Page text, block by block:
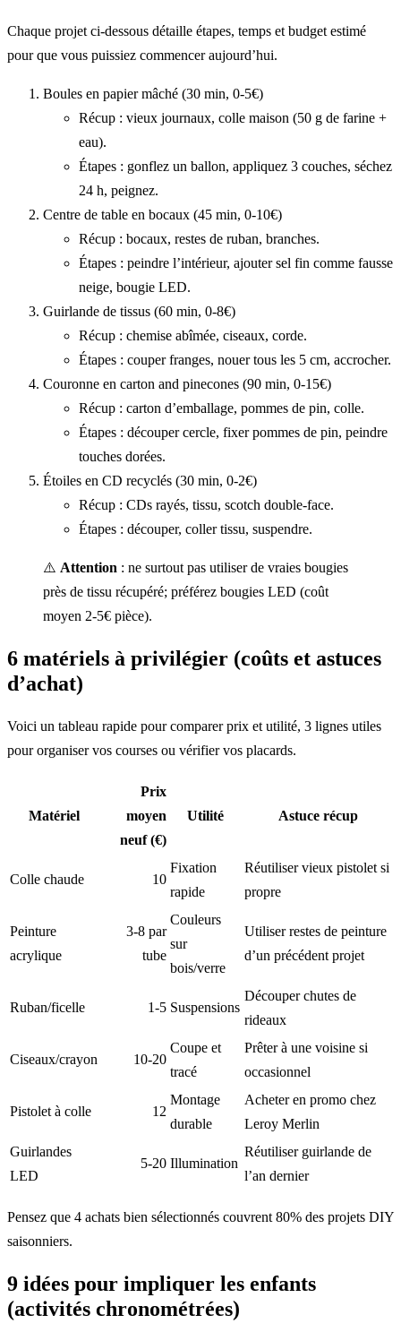
Chaque projet ci‑dessous détaille étapes, temps et budget estimé
pour que vous puissiez commencer aujourd’hui.
Boules en papier mâché (30 min, 0-5€)
Récup : vieux journaux, colle maison (50 g de farine +
eau).
Étapes : gonflez un ballon, appliquez 3 couches, séchez
24 h, peignez.
Centre de table en bocaux (45 min, 0-10€)
Récup : bocaux, restes de ruban, branches.
Étapes : peindre l’intérieur, ajouter sel fin comme fausse
neige, bougie LED.
Guirlande de tissus (60 min, 0-8€)
Récup : chemise abîmée, ciseaux, corde.
Étapes : couper franges, nouer tous les 5 cm, accrocher.
Couronne en carton and pinecones (90 min, 0-15€)
Récup : carton d’emballage, pommes de pin, colle.
Étapes : découper cercle, fixer pommes de pin, peindre
touches dorées.
Étoiles en CD recyclés (30 min, 0-2€)
Récup : CDs rayés, tissu, scotch double-face.
Étapes : découper, coller tissu, suspendre.
⚠️ Attention : ne surtout pas utiliser de vraies bougies
près de tissu récupéré; préférez bougies LED (coût
moyen 2-5€ pièce).
6 matériels à privilégier (coûts et astuces
d’achat)
Voici un tableau rapide pour comparer prix et utilité, 3 lignes utiles
pour organiser vos courses ou vérifier vos placards.
Matériel
Prix
moyen
neuf (€)
Utilité Astuce récup
Colle chaude 10
Fixation
rapide
Réutiliser vieux pistolet si
propre
Peinture
acrylique
3-8 par
tube
Couleurs
sur
bois/verre
Utiliser restes de peinture
d’un précédent projet
Ruban/ficelle 1-5 Suspensions
Découper chutes de
rideaux
Ciseaux/crayon 10-20
Coupe et
tracé
Prêter à une voisine si
occasionnel
Pistolet à colle 12
Montage
durable
Acheter en promo chez
Leroy Merlin
Guirlandes
LED
5-20 Illumination
Réutiliser guirlande de
l’an dernier
Pensez que 4 achats bien sélectionnés couvrent 80% des projets DIY
saisonniers.
9 idées pour impliquer les enfants
(activités chronométrées)